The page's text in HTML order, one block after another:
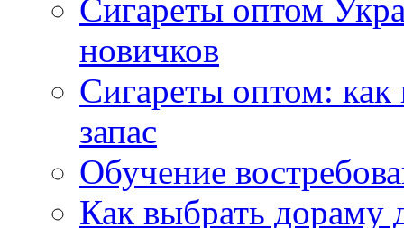
Сигареты оптом
новичков
Сигареты оптом:
запас
Обучение
Как выбрать дораму